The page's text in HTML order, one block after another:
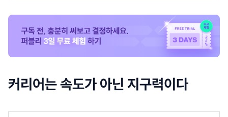
커리어는 속도가 아닌 지구력이다